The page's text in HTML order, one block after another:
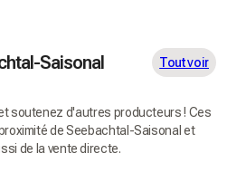
Saisonal Tout voir
soutenez d'autres producteurs ! Ces
de Seebachtal-Saisonal et
de la vente directe.